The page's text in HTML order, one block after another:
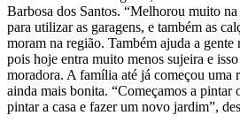
Barbosa dos Santos. “Melhorou muito
para utilizar as garagens, e também as
moram na região. Também ajuda a gente
pois hoje entra muito menos sujeira e
moradora. A família até já começou uma
ainda mais bonita. “Começamos a pintar
pintar a casa e fazer um novo jardim”,